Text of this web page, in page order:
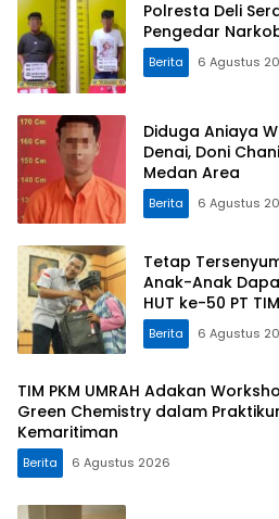
Polresta Deli
Pengedar
Berita 6 Agustus
Diduga Aniaya
Denai, Doni
Medan Area
Berita 6 Agustus
Tetap
Anak-Anak
HUT ke-50 PT
Berita 6 Agustus
TIM PKM UMRAH Adakan
Green Chemistry dalam
Kemaritiman
Berita 6 Agustus 2026